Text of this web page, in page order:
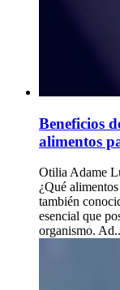
Beneficios
alimentos
Otilia Adame
¿Qué
también
esencial que
organismo.